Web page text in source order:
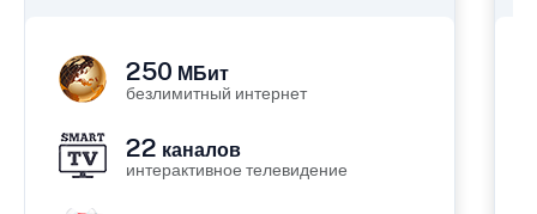
250 МБит
безлимитный интернет
22 каналов
интерактивное телевидение